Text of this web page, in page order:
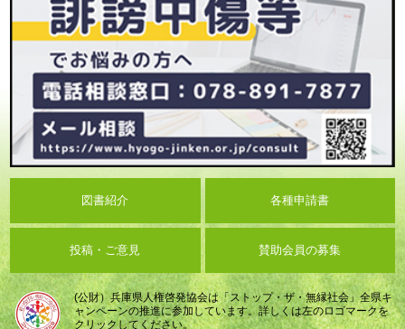
図書紹介 各種申請書
投稿・ご意見 賛助会員の募集
(公財）兵庫県人権啓発協会は「ストップ・ザ・無縁社会」全県キ
ャンペーンの推進に参加しています。詳しくは左のロゴマークを
クリックしてください。